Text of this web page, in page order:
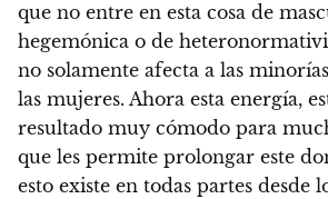
que no entre en esta cosa de
hegemónica o de
no solamente afecta a las
las mujeres. Ahora esta energía,
resultado muy cómodo para
que les permite prolongar este
esto existe en todas partes desde